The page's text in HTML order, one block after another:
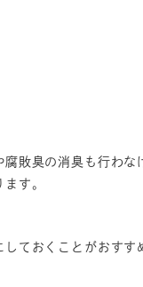
敗臭の消臭も行わな
す。
ておくことがおすす